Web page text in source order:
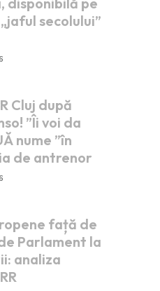
secolului”
Cluj după
”Îi voi da
nume ”în
de antrenor
față de
Parlament la
analiza